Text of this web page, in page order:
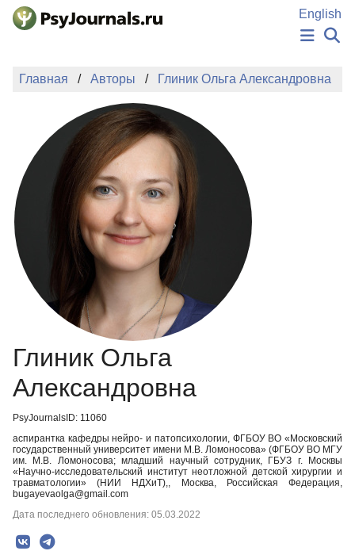
Перейти к основному содержанию
English
НОВОСТИ
АВТОРЫ
ПОДАТЬ РУКОПИСЬ
БАЗА ЗНАНИЙ
КЛЮЧЕВЫЕ СЛОВА
Регистрация
Главная Авторы Глиник Ольга Александровна
Глиник Ольга
Александровна
PsyJournalsID: 11060
аспирантка кафедры нейро- и патопсихологии, ФГБОУ ВО «Московский
государственный университет имени М.В. Ломоносова» (ФГБОУ ВО МГУ
им. М.В. Ломоносова; младший научный сотрудник, ГБУЗ г. Москвы
«Научно-исследовательский институт неотложной детской хирургии и
травматологии» (НИИ НДХиТ),, Москва, Российская Федерация,
bugayevaolga@gmail.com
Дата последнего обновления: 05.03.2022